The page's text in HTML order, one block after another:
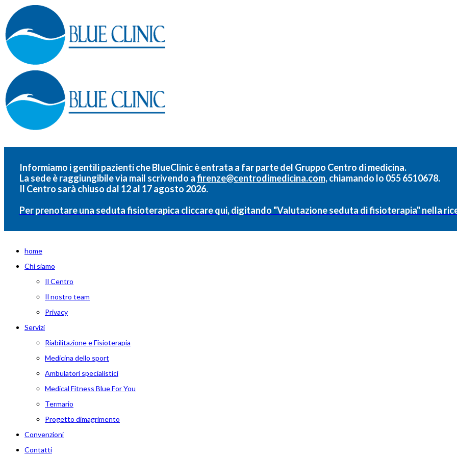
Informiamo i gentili pazienti che BlueClinic è entrata a far parte del Gruppo Centro di medicina.
La sede è raggiungibile via mail scrivendo afirenze@centrodimedicina.com,chiamando lo 055 6510678.
Il Centro sarà chiuso dal 12 al 17 agosto 2026.
Per prenotare una seduta fisioterapica cliccare qui, digitando "Valutazione seduta di fisioterapia" nella
home
Chi siamo
Il Centro
Il nostro team
Privacy
Servizi
Riabilitazione e Fisioterapia
Medicina dello sport
Ambulatori specialistici
Medical Fitness Blue For You
Termario
Progetto dimagrimento
Convenzioni
Contatti